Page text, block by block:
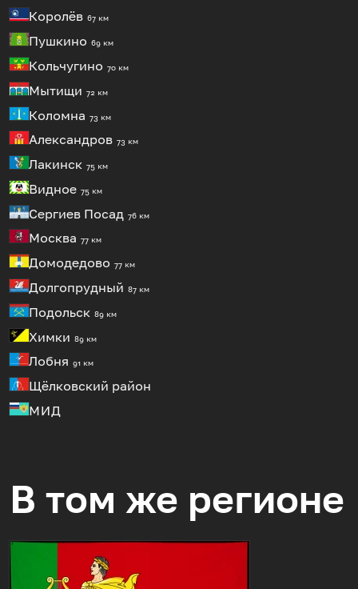
Королёв 67 км
Пушкино 69 км
Кольчугино 70 км
Мытищи 72 км
Коломна 73 км
Александров 73 км
Лакинск 75 км
Видное 75 км
Сергиев Посад 76 км
Москва 77 км
Домодедово 77 км
Долгопрудный 87 км
Подольск 89 км
Химки 89 км
Лобня 91 км
Щёлковский район
МИД
В том же регионе